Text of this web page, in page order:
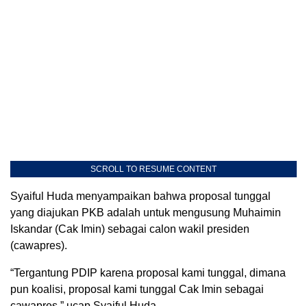
SCROLL TO RESUME CONTENT
Syaiful Huda menyampaikan bahwa proposal tunggal
yang diajukan PKB adalah untuk mengusung Muhaimin
Iskandar (Cak Imin) sebagai calon wakil presiden
(cawapres).
“Tergantung PDIP karena proposal kami tunggal, dimana
pun koalisi, proposal kami tunggal Cak Imin sebagai